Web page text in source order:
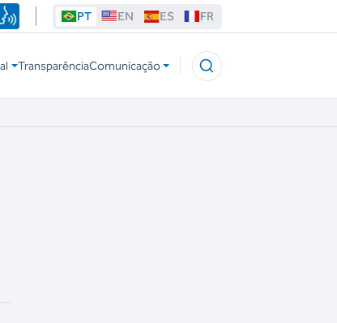
PT EN ES FR
TransparênciaComunicação